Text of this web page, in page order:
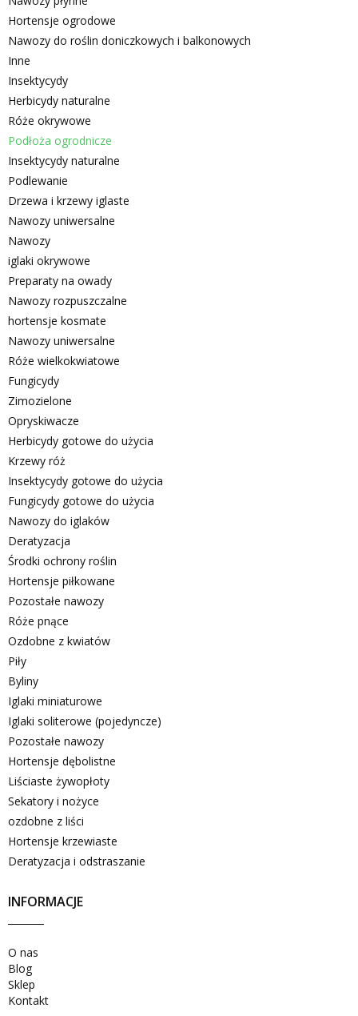
Hortensje ogrodowe
Nawozy do roślin doniczkowych i balkonowych
Inne
Insektycydy
Herbicydy naturalne
Róże okrywowe
Podłoża ogrodnicze
Insektycydy naturalne
Podlewanie
Drzewa i krzewy iglaste
Nawozy uniwersalne
Nawozy
iglaki okrywowe
Preparaty na owady
Nawozy rozpuszczalne
hortensje kosmate
Nawozy uniwersalne
Róże wielkokwiatowe
Fungicydy
Zimozielone
Opryskiwacze
Herbicydy gotowe do użycia
Krzewy róż
Insektycydy gotowe do użycia
Fungicydy gotowe do użycia
Nawozy do iglaków
Deratyzacja
Środki ochrony roślin
Hortensje piłkowane
Pozostałe nawozy
Róże pnące
Ozdobne z kwiatów
Piły
Byliny
Iglaki miniaturowe
Iglaki soliterowe (pojedyncze)
Pozostałe nawozy
Hortensje dębolistne
Liściaste żywopłoty
Sekatory i nożyce
ozdobne z liści
Hortensje krzewiaste
Deratyzacja i odstraszanie
INFORMACJE
O nas
Blog
Sklep
Kontakt